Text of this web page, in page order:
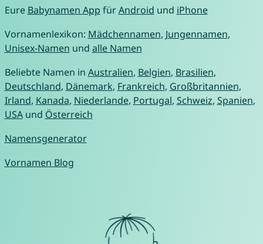
Eure Babynamen App fürAndroid und iPhone
Vornamenlexikon: Mädchennamen, Jungennamen,
Unisex-Namen und alle Namen
Beliebte Namen in Australien, Belgien, Brasilien,
Deutschland, Dänemark, Frankreich, Großbritannien,
Irland, Kanada, Niederlande, Portugal, Schweiz, Spanien,
USAund Österreich
Namensgenerator
Vornamen Blog